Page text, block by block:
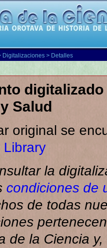
Digitalizaciones > Detalles
Salud
original se
Library
la
condiciones de
de todas
de la Ciencia